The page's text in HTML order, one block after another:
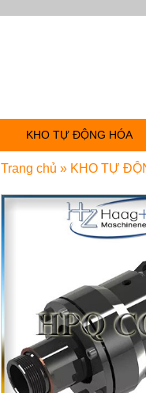
Trang chủ » KHO TỰ
KHO TỰ ĐỘNG HÓA